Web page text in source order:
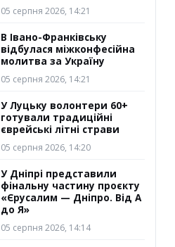
05 серпня 2026, 14:21
В Івано-Франківську
відбулася міжконфесійна
молитва за Україну
05 серпня 2026, 14:21
У Луцьку волонтери 60+
готували традиційні
єврейські літні страви
05 серпня 2026, 14:20
У Дніпрі представили
фінальну частину проєкту
«Єрусалим — Дніпро. Від А
до Я»
05 серпня 2026, 14:14